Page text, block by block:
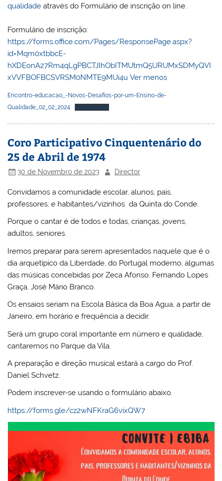
qualidade através do Formulário de inscrição on line.
Formulário de inscrição:
https://forms.office.com/Pages/ResponsePage.aspx?
id=Mqm0xtbbcE-
hXDEonA27Rm4qLgPBCTJIhObITMUtmQ5URUMxSDMyQVI
xVVFBOFBCSVRSM0NMTE9MUi4u Ver menos
Encontro-educacao_-Novos-Desafios-por-um-Ensino-de-
Qualidade_02_02_2024
Descarregar
Coro Participativo Cinquentenário do
25 de Abril de 1974
30 de Novembro de 2023 Director
Convidamos a comunidade escolar, alunos, pais,
professores, e habitantes/vizinhos da Quinta do Conde.
Porque o cantar é de todos e todas, crianças, jovens,
adultos, seniores.
Iremos preparar para serem apresentados naquele que é o
dia arquetípico da Liberdade, do Portugal moderno, algumas
das músicas concebidas por Zeca Afonso, Fernando Lopes
Graça, José Mário Branco.
Os ensaios seriam na Escola Básica da Boa Agua, a partir de
Janeiro, em horário e frequência a decidir.
Será um grupo coral importante em número e qualidade,
cantaremos no Parque da Vila.
A preparação e direção musical estará a cargo do Prof.
Daniel Schvetz.
Podem inscrever-se usando o formulário abaixo.
https://forms.gle/cz2wNFKraG6vixQW7